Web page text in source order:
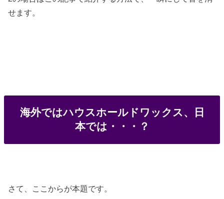
せます。
海外ではハウスホールドワックス、日
本では・・・？
さて、ここからが本題です。